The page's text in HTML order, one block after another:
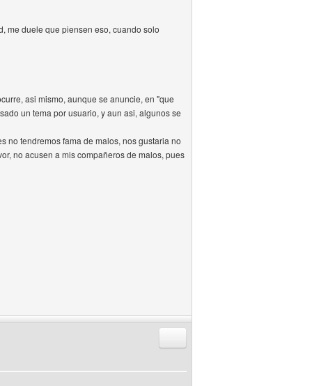
me duele que piensen eso, cuando solo
asi mismo, aunque se anuncie, en "que
un tema por usuario, y aun asi, algunos se
no tendremos fama de malos, nos gustaria no
no acusen a mis compañeros de malos, pues